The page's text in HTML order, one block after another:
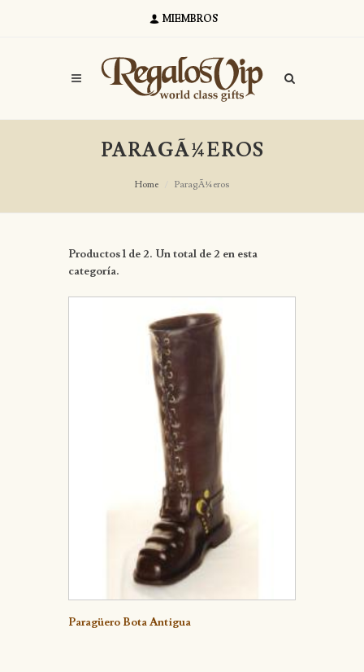
MIEMBROS
PARAGÃ¼EROS
Home ParagÃ¼eros
Productos 1 de 2. Un total de 2 en esta
categoría.
Detalle
Paragüero Bota Antigua